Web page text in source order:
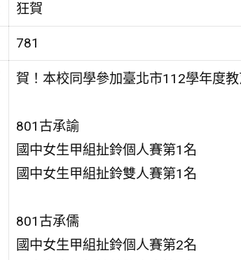
狂賀
781
賀！本校同學參加臺北市112學年度
801古承諭
國中女生甲組扯鈴個人賽第1名
國中女生甲組扯鈴雙人賽第1名
801古承儒
國中女生甲組扯鈴個人賽第2名